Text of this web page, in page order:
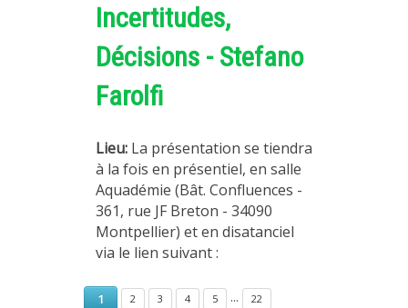
Incertitudes,
Décisions - Stefano
Farolfi
Lieu: La présentation se tiendra
à la fois en présentiel, en salle
Aquadémie (Bât. Confluences -
361, rue JF Breton - 34090
Montpellier) et en disatanciel
via le lien suivant :
1 2 3 4 5 ... 22